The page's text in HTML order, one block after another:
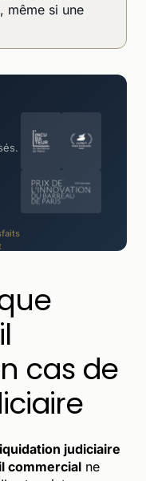
même si une
cas de
judiciaire
commercial ne